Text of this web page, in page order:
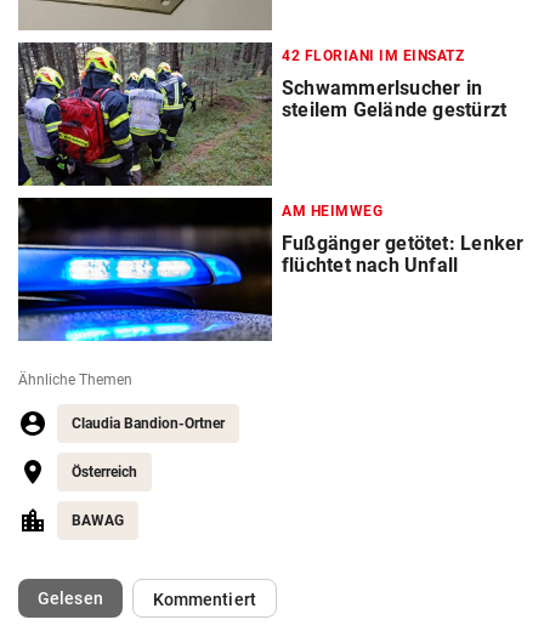
42 FLORIANI IM EINSATZ
Schwammerlsucher in
steilem Gelände gestürzt
AM HEIMWEG
Fußgänger getötet: Lenker
flüchtet nach Unfall
Ähnliche Themen
Claudia Bandion-Ortner
Österreich
BAWAG
Gelesen(ausgewählt)Kommentiert